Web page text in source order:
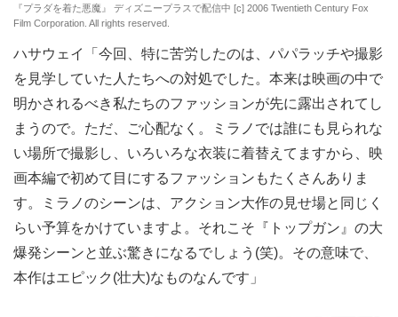
『プラダを着た悪魔』 ディズニープラスで配信中 [c] 2006 Twentieth Century Fox
Film Corporation. All rights reserved.
ハサウェイ「今回、特に苦労したのは、パパラッチや撮影
を見学していた人たちへの対処でした。本来は映画の中で
明かされるべき私たちのファッションが先に露出されてし
まうので。ただ、ご心配なく。ミラノでは誰にも見られな
い場所で撮影し、いろいろな衣装に着替えてますから、映
画本編で初めて目にするファッションもたくさんありま
す。ミラノのシーンは、アクション大作の見せ場と同じく
らい予算をかけていますよ。それこそ『トップガン』の大
爆発シーンと並ぶ驚きになるでしょう(笑)。その意味で、
本作はエピック(壮大)なものなんです」